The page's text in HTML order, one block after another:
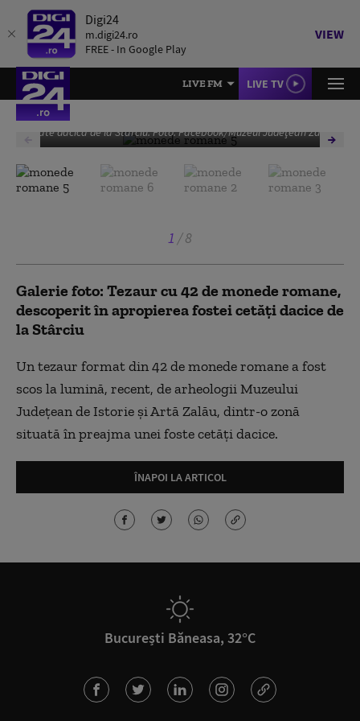
Digi24
m.digi24.ro
FREE - In Google Play
VIEW
LIVE FM LIVE TV
Tezaur format din 42 de monede romane descoperit lângă fosta
cetate dacică de la Stârciu. Foto: Facebook/Muzeul Judeţean Zalău
ÎNAPOI LA ARTICOL
1 /8
Galerie foto: Tezaur cu 42 de monede romane,
descoperit în apropierea fostei cetăți dacice de
la Stârciu
Un tezaur format din 42 de monede romane a fost
scos la lumină, recent, de arheologii Muzeului
Judeţean de Istorie şi Artă Zalău, dintr-o zonă
situată în preajma unei foste cetăţi dacice.
București Băneasa, 32°C